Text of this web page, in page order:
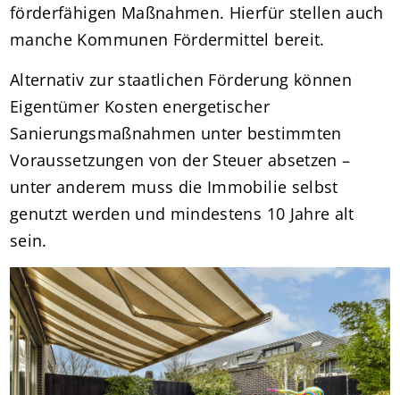
förderfähigen Maßnahmen. Hierfür stellen auch
manche Kommunen Fördermittel bereit.
Alternativ zur staatlichen Förderung können
Eigentümer Kosten energetischer
Sanierungsmaßnahmen unter bestimmten
Voraussetzungen von der Steuer absetzen –
unter anderem muss die Immobilie selbst
genutzt werden und mindestens 10 Jahre alt
sein.